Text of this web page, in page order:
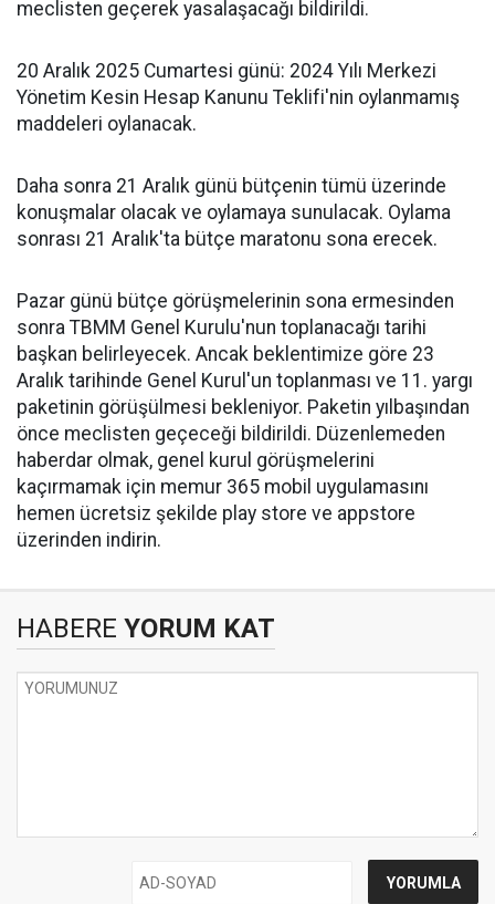
meclisten geçerek yasalaşacağı bildirildi.
20 Aralık 2025 Cumartesi günü: 2024 Yılı Merkezi
Yönetim Kesin Hesap Kanunu Teklifi'nin oylanmamış
maddeleri oylanacak.
Daha sonra 21 Aralık günü bütçenin tümü üzerinde
konuşmalar olacak ve oylamaya sunulacak. Oylama
sonrası 21 Aralık'ta bütçe maratonu sona erecek.
Pazar günü bütçe görüşmelerinin sona ermesinden
sonra TBMM Genel Kurulu'nun toplanacağı tarihi
başkan belirleyecek. Ancak beklentimize göre 23
Aralık tarihinde Genel Kurul'un toplanması ve 11. yargı
paketinin görüşülmesi bekleniyor. Paketin yılbaşından
önce meclisten geçeceği bildirildi. Düzenlemeden
haberdar olmak, genel kurul görüşmelerini
kaçırmamak için memur 365 mobil uygulamasını
hemen ücretsiz şekilde play store ve appstore
üzerinden indirin.
HABERE YORUM KAT